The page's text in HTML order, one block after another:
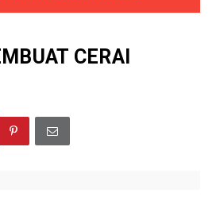
CERAI